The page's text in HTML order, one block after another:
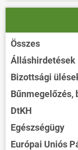
Összes
Álláshirdetések
Bizottsági
Bűnmegelőzés,
DtKH
Egészségügy
Európai Uniós